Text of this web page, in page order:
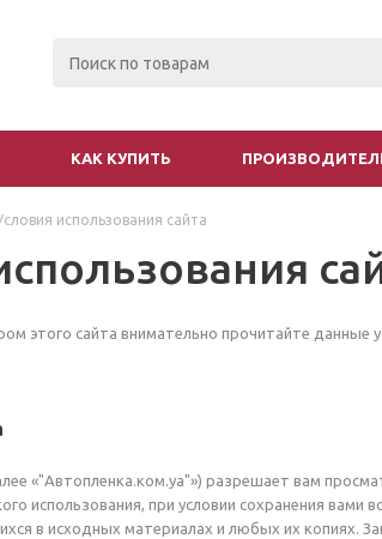
КАК КУПИТЬ
использования сайта
этого сайта внимательно прочитайте данные
«"Автопленка.ком.уа"») разрешает вам
использования, при условии сохранения
в исходных материалах и любых их копиях.